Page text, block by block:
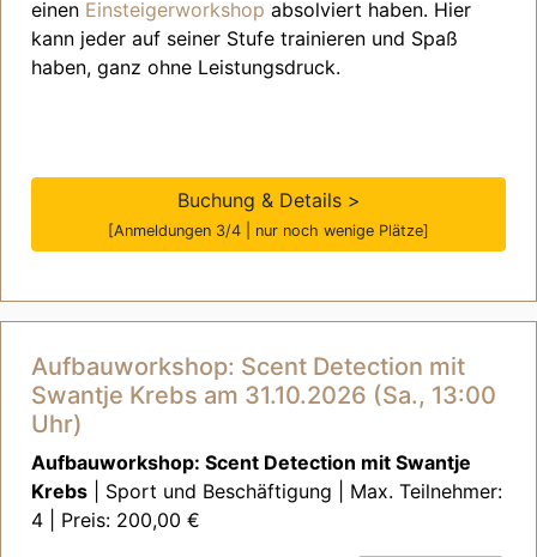
einen Einsteigerworkshop absolviert haben. Hier
kann jeder auf seiner Stufe trainieren und Spaß
haben, ganz ohne Leistungsdruck.
Buchung & Details >
[Anmeldungen 3/4 | nur noch wenige Plätze]
Aufbauworkshop: Scent Detection mit
Swantje Krebs am 31.10.2026 (Sa., 13:00
Uhr)
Aufbauworkshop: Scent Detection mit Swantje
Krebs | Sport und Beschäftigung | Max. Teilnehmer:
4 | Preis: 200,00 €